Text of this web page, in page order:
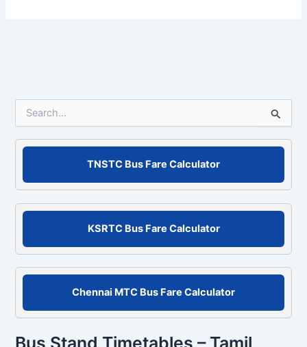
f
o
TNSTC Bus Fare Calculator
KSRTC Bus Fare Calculator
Chennai MTC Bus Fare Calculator